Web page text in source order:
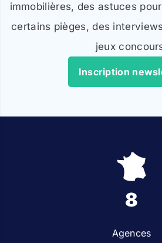
immobilières, des astuces
certains pièges, des
jeux
Inscription
8
Agences